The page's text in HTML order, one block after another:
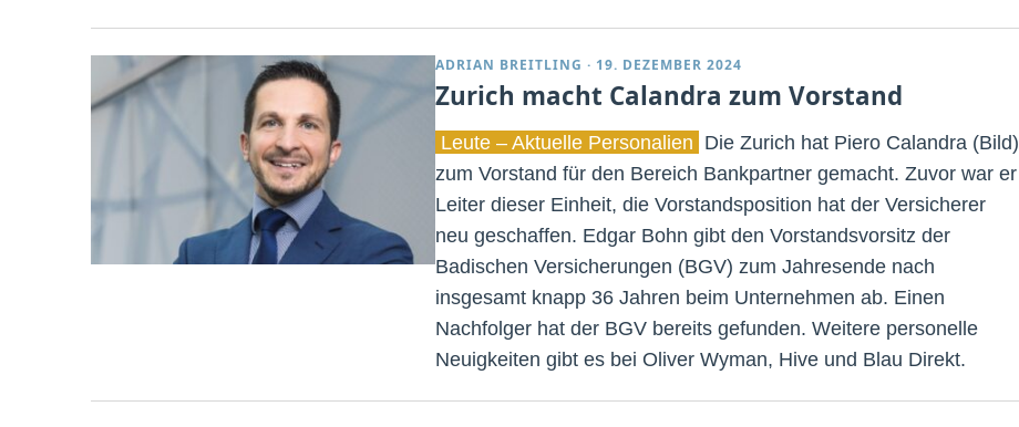
ADRIAN BREITLING · 19. DEZEMBER 2024
Zurich macht Calandra zum Vorstand
Leute – Aktuelle Personalien Die Zurich hat Piero Calandra (Bild)
zum Vorstand für den Bereich Bankpartner gemacht. Zuvor war er
Leiter dieser Einheit, die Vorstandsposition hat der Versicherer
neu geschaffen. Edgar Bohn gibt den Vorstandsvorsitz der
Badischen Versicherungen (BGV) zum Jahresende nach
insgesamt knapp 36 Jahren beim Unternehmen ab. Einen
Nachfolger hat der BGV bereits gefunden. Weitere personelle
Neuigkeiten gibt es bei Oliver Wyman, Hive und Blau Direkt.